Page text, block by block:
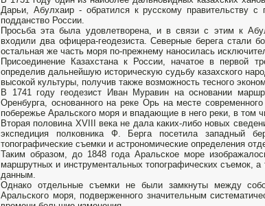
Дарьи, Абулхаир - обратился к русскому правительству
подданство России.
Просьба эта была удовлетворена, и в связи с этим к
входили два офицера-геодезиста. Северные берега стали
остальная же часть моря по-прежнему наносилась
Присоединение Казахстана к России, начатое в первой
определив дальнейшую историческую судьбу казахского
высокой культуры, получив также возможность тесного
В 1741 году геодезист Иван Муравин на основании
Оренбурга, основанного на реке Орь на месте
побережье Аральского моря и впадающие в него реки, в том
Вторая половина XVIII века не дала каких-либо новых
экспедиция полковника Ф. Берга посетила западный
топографические съемки и астрономические определения
Таким образом, до 1848 года Аральское море
маршрутных и инструментальных топографических съемок,
данным.
Однако отдельные съемки не были замкнуты между
Аральского моря, подверженного значительным